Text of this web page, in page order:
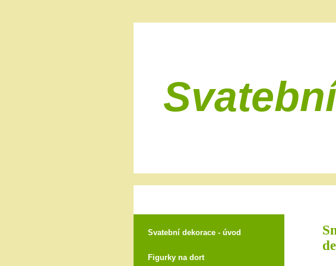
Svatební dekorace - úvod
Figurky na dort